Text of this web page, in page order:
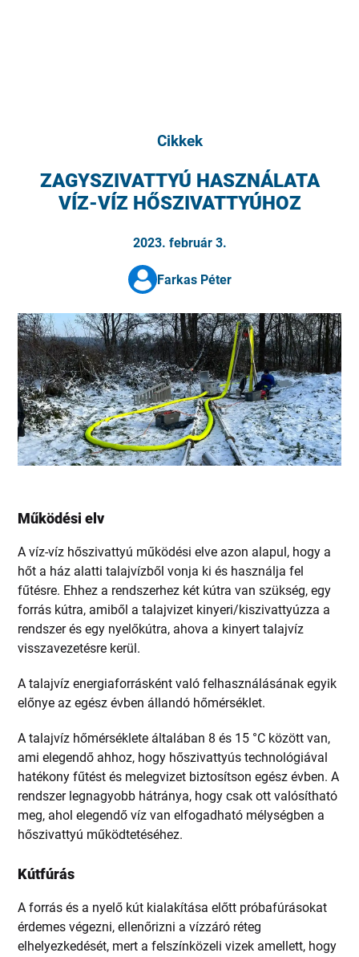
Cikkek
ZAGYSZIVATTYÚ HASZNÁLATA
VÍZ-VÍZ HŐSZIVATTYÚHOZ
2023. február 3.
Farkas Péter
Működési elv
A víz-víz hőszivattyú működési elve azon alapul, hogy a
hőt a ház alatti talajvízből vonja ki és használja fel
fűtésre. Ehhez a rendszerhez két kútra van szükség, egy
forrás kútra, amiből a talajvizet kinyeri/kiszivattyúzza a
rendszer és egy nyelőkútra, ahova a kinyert talajvíz
visszavezetésre kerül.
A talajvíz energiaforrásként való felhasználásának egyik
előnye az egész évben állandó hőmérséklet.
A talajvíz hőmérséklete általában 8 és 15 °C között van,
ami elegendő ahhoz, hogy hőszivattyús technológiával
hatékony fűtést és melegvizet biztosítson egész évben. A
rendszer legnagyobb hátránya, hogy csak ott valósítható
meg, ahol elegendő víz van elfogadható mélységben a
hőszivattyú működtetéséhez.
Kútfúrás
A forrás és a nyelő kút kialakítása előtt próbafúrásokat
érdemes végezni, ellenőrizni a vízzáró réteg
elhelyezkedését, mert a felszínközeli vizek amellett, hogy